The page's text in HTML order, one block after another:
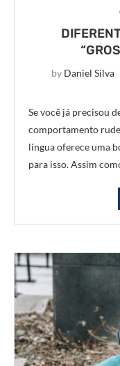
by Daniel Silva
Se você já precisou
comportamento
língua oferece uma
para isso. Assim